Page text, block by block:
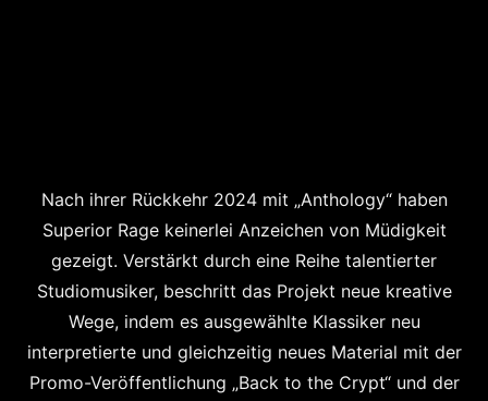
Nach ihrer Rückkehr 2024 mit „Anthology“ haben
Superior Rage keinerlei Anzeichen von Müdigkeit
gezeigt. Verstärkt durch eine Reihe talentierter
Studiomusiker, beschritt das Projekt neue kreative
Wege, indem es ausgewählte Klassiker neu
interpretierte und gleichzeitig neues Material mit der
Promo-Veröffentlichung „Back to the Crypt“ und der